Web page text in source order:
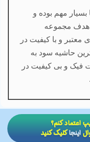
بسیار مهم بوده و
هدف مجموعه
معتبر و با کیفیت در
حاشیه سود به
فیک و بی کیفیت در
اعتماد کنم؟
اینجاکلیک کنید